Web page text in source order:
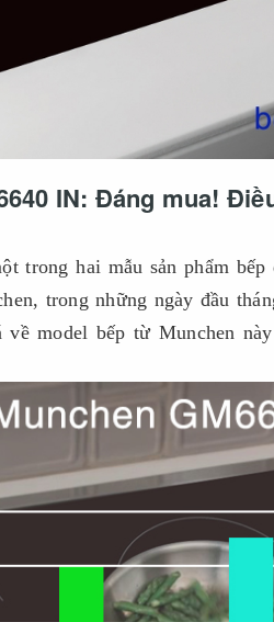
IN: Đáng mua!
trong hai mẫu sản phẩm
trong những ngày đầu
model bếp từ Munchen